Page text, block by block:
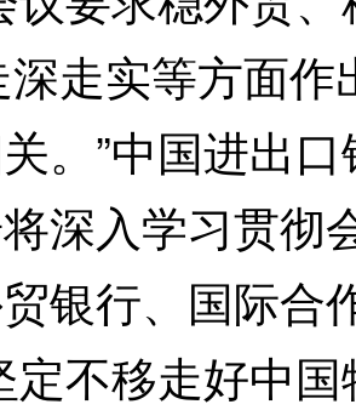
深走实等方面
。”中国进出
深入学习贯彻
银行、国际合
定不移走好中